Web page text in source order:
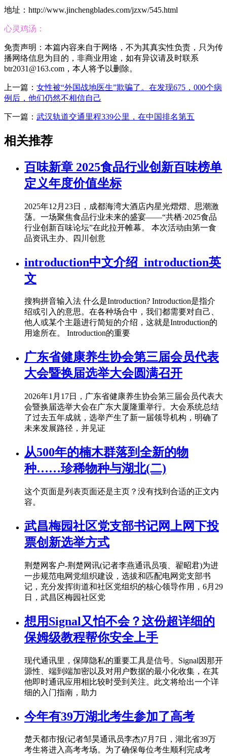
地址：http://www.jinchengblades.com/jzxw/545.html
心灵鸡汤：
免责声明：本篇内容来自于网络，不为其真实性负责，只为传
播网络信息为目的，非商业用途，如有异议请及时联系
btr2031@163.com，本人将予以删除。
上一篇： 女性被“外国战地医生”欺骗了。在发现675，000个病
例后，他们仍然不相信自己
下一篇： 武汉轨道交通里程339公里，在中国排名第五
相关推荐
百味新章 2025食品行业创新百味榜单
定义年度价值坐标
2025年12月23日，成都海湾大酒店内星光熠熠、思潮激
荡。一场聚焦食品行业未来的盛宴——“共栖·2025食品
行业创新百味论坛”在此拉开帷幕。 本次活动由第一食
品资讯主办、四川创意
introduction中文介绍_introduction英
文
搜狗拼音输入法 什么是Introduction? Introduction是指介
绍或引入的意思。在各种场合中，我们都需要对自己、
他人或某个主题进行简短的介绍，这就是Introduction的
用途所在。 Introduction的重要
广东省健康养生协会第三届会员代表
大会暨换届选举大会圆满召开
2026年1月17日，广东省健康养生协会第三届会员代表大
会暨换届选举大会在广东大厦隆重举行。大会系统总结
了过去五年成就，选举产生了新一届领导机构，明确了
未来发展路径，并见证
从500年的楠木群落到全新的物
种……珍稀物种与湖北(二)
这个页面是列表页面还是主页？没有找到合适的正文内
容。
武昌梅园社区党支部书记网上网下投
票创新选举方式
荆楚网客户-荆楚网讯(记者李燕通讯员项、翟昭君)为进
一步规范电网党组织建设，选拔和匹配电网党支部书
记，充分发挥街道和社区党组织的核心领导作用，6月29
日，武昌区梅园社区党
想用Signal又怕不会？这份超详细的
保姆级教程帮你安全上手
现代通讯里，保障隐私的重要工具是信号。Signal因那开
源性、端到端加密以及对用户数据的最小化收集，在其
他即时通讯应用相比较时受到关注。此文将给出一个详
细的入门指南，助力
今年有39万湖北考生参加了高考
楚天都市报(记者邹昊通讯员李杰)7月7日，湖北省39万
考生将进入高考考场。为了确保每位考生顺利完成考